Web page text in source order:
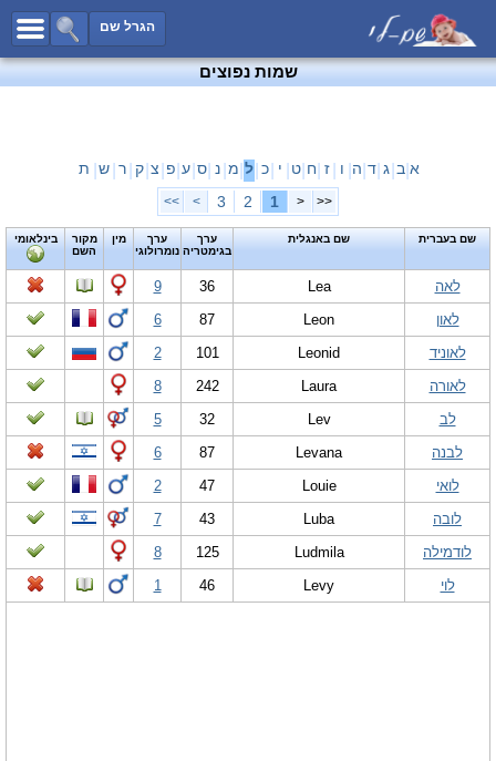
הגרל שם
כל השמות
שמות לבנים
שמות משותפים
שמות נדירים
קטגוריות
מפורסמיםחדש!
נומרולוגיה
הוסף שם
צור קשר
פייסבוק
שמות נפוצים
א ב ג ד ה ו ז ח ט י כ ל מ נ ס ע פ צ ק ר ש ת
<<
<
1
2
3
>
>>
שם בעברית שם באנגלית
ערך
בגימטריה
ערך
נומרולוגי
מין
מקור
השם
בינלאומי
לאה Lea
36
9
לאון
Leon
87
6
לאוניד
Leonid
101
2
לאורה
Laura
242
8
לב
Lev
32
5
לבנה
Levana
87
6
לואי
Louie
47
2
לובה
Luba
43
7
לודמילה
Ludmila
125
8
לוי
Levy
46
1